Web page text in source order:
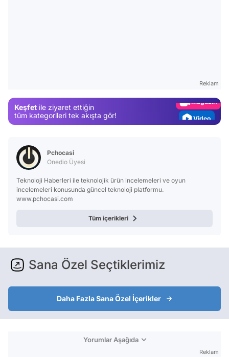
Reklam
Keşfet ile ziyaret ettiğin
tüm kategorileri tek akışta gör!
Video
Pchocasi
Onedio Üyesi
Teknoloji Haberleri ile teknolojik ürün incelemeleri ve oyun
incelemeleri konusunda güncel teknoloji platformu.
www.pchocasi.com
Tüm içerikleri
Sana Özel Seçtiklerimiz
Daha Fazla Sana Özel İçerikler
Yorumlar Aşağıda
Reklam